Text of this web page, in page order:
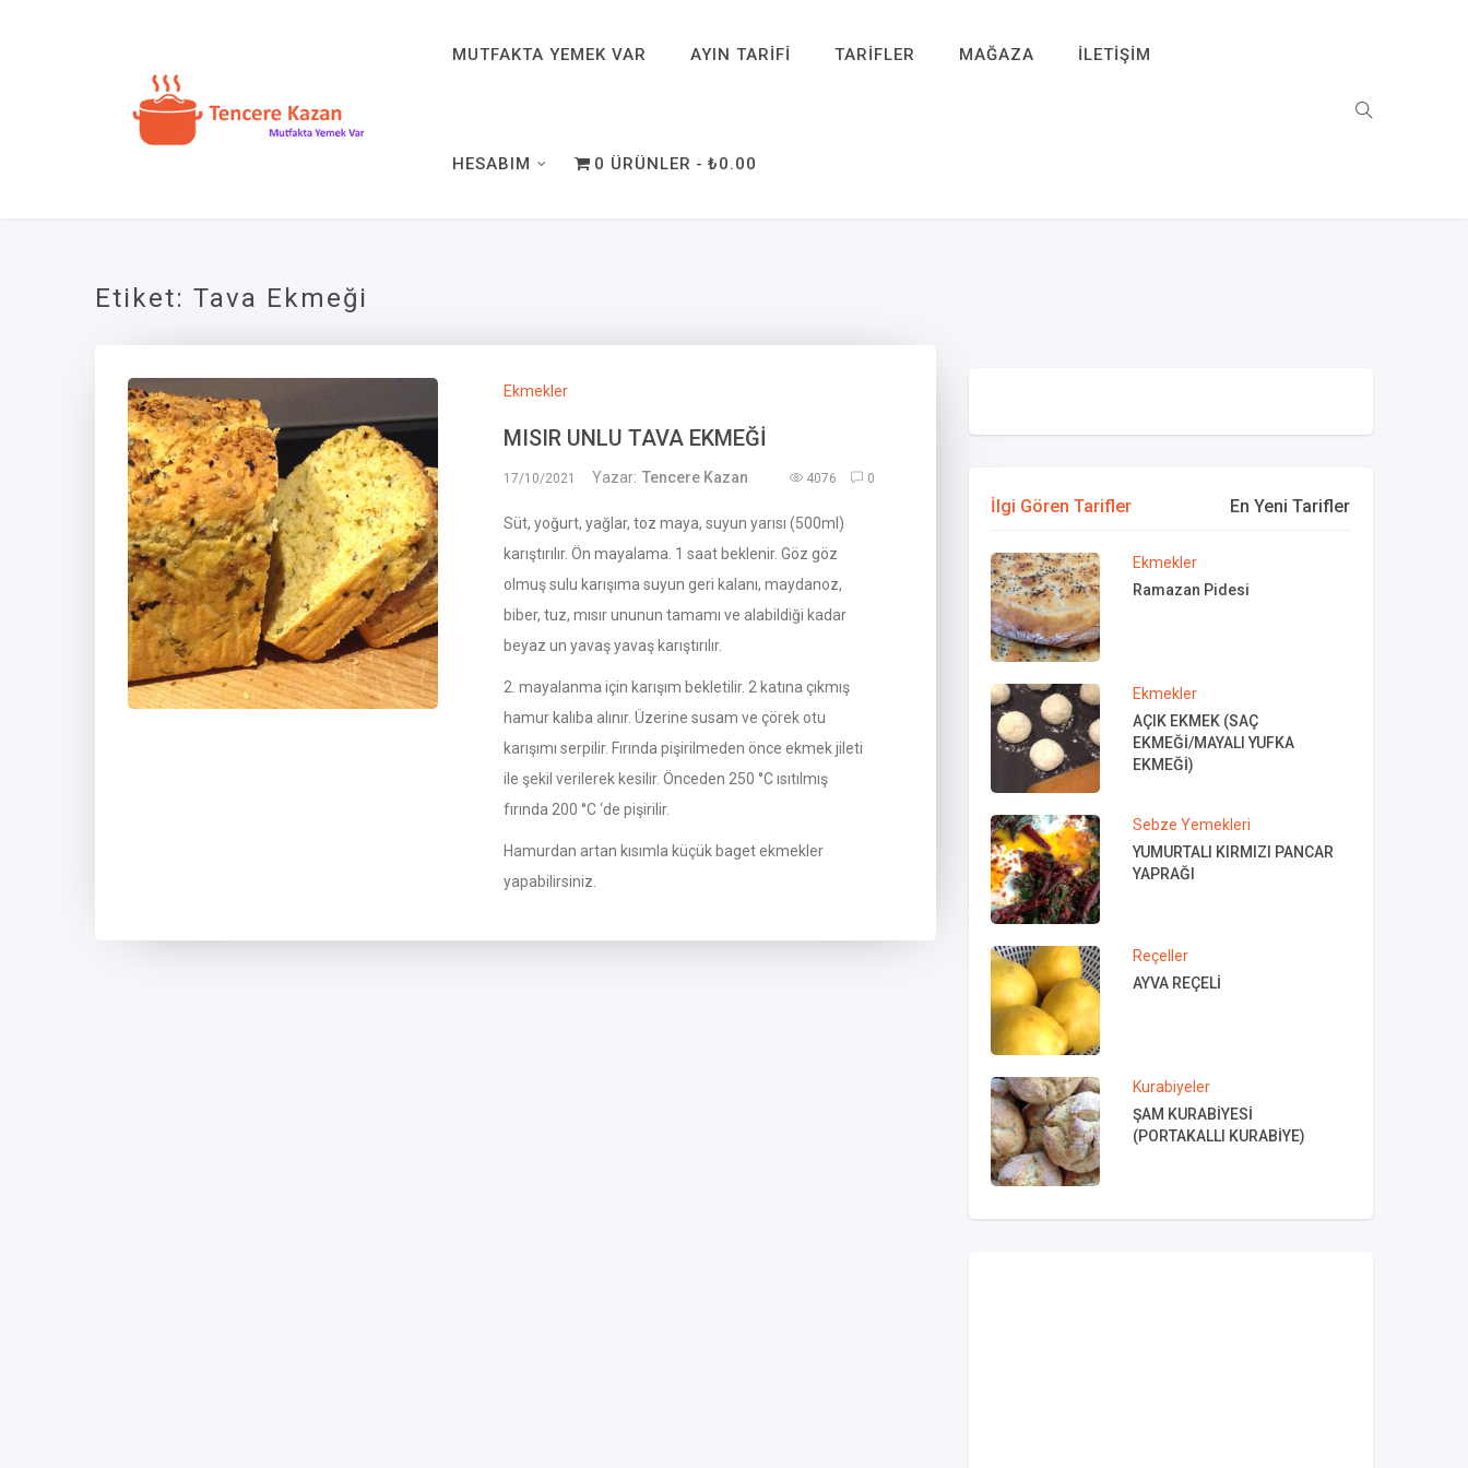
MUTFAKTA YEMEK VAR AYIN TARIFI TARIFLER MAĞAZA İLETIŞIM
HESABIM 0 ÜRÜNLER ₺0.00
Etiket: Tava Ekmeği
Ekmekler
MISIR UNLU TAVA EKMEĞİ
17/10/2021 Yazar: Tencere Kazan 4076 0
Süt, yoğurt, yağlar, toz maya, suyun yarısı (500ml)
karıştırılır. Ön mayalama. 1 saat beklenir. Göz göz
olmuş sulu karışıma suyun geri kalanı, maydanoz,
biber, tuz, mısır ununun tamamı ve alabildiği kadar
beyaz un yavaş yavaş karıştırılır.
2. mayalanma için karışım bekletilir. 2 katına çıkmış
hamur kalıba alınır. Üzerine susam ve çörek otu
karışımı serpilir. Fırında pişirilmeden önce ekmek jileti
ile şekil verilerek kesilir. Önceden 250 °C ısıtılmış
fırında 200 °C ‘de pişirilir.
Hamurdan artan kısımla küçük baget ekmekler
yapabilirsiniz.
İlgi Gören Tarifler En Yeni Tarifler
Ekmekler
Ramazan Pidesi
Ekmekler
AÇIK EKMEK (SAÇ
EKMEĞİ/MAYALI YUFKA
EKMEĞİ)
Sebze Yemekleri
YUMURTALI KIRMIZI PANCAR
YAPRAĞI
Reçeller
AYVA REÇELİ
Kurabiyeler
ŞAM KURABİYESİ
(PORTAKALLI KURABİYE)